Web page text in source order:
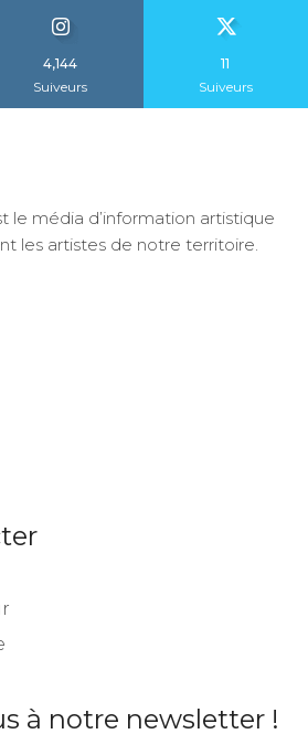
4,144
Suiveurs
11
Suiveurs
le média d’information artistique
les artistes de notre territoire.
à notre newsletter !